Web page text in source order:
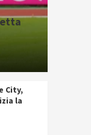
City,
la